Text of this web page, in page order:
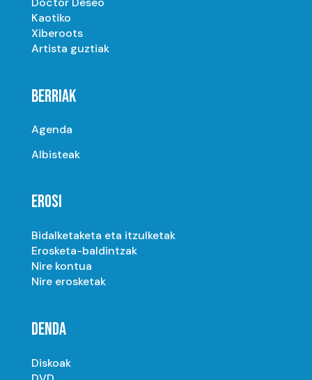
Kaotiko
Xiberoots
Artista guztiak
BERRIAK
Agenda
Albisteak
EROSI
Bidalketaketa eta itzulketak
Erosketa-baldintzak
Nire kontua
Nire erosketak
DENDA
Diskoak